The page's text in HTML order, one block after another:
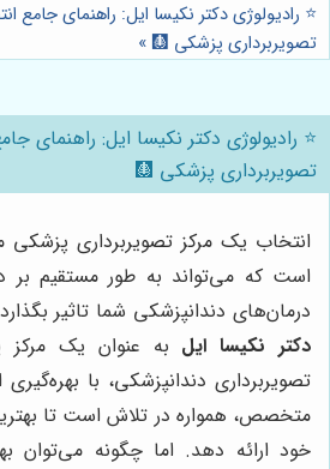
⭐️ رادیولوژی دکتر نکیسا ایل: راهنمای جامع
تصویربرداری پزشکی 🩻
»
⭐️ رادیولوژی دکتر نکیسا ایل: راهنمای
تصویربرداری پزشکی 🩻
انتخاب یک مرکز تصویربرداری
است که می‌تواند به طور مستقیم
درمان‌های دندانپزشکی شما تاثیر
دکتر نکیسا ایل به عنوان یک مرکز
تصویربرداری دندانپزشکی، با
متخصص، همواره در تلاش است تا
خود ارائه دهد. اما چگونه می‌توان